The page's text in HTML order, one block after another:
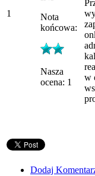
1
Nota
końcowa:
Nasza
ocena: 1
w
Dodaj